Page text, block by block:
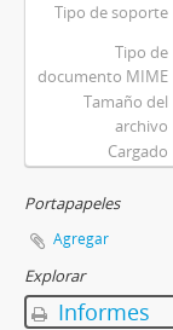
Tipo de soporte
Tipo de
documento MIME
Tamaño del
archivo
Cargado
Portapapeles
Agregar
Explorar
Informes